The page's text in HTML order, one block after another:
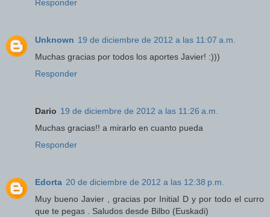
Responder
Unknown 19 de diciembre de 2012 a las 11:07 a.m.
Muchas gracias por todos los aportes Javier! :)))
Responder
Dario 19 de diciembre de 2012 a las 11:26 a.m.
Muchas gracias!! a mirarlo en cuanto pueda
Responder
Edorta 20 de diciembre de 2012 a las 12:38 p.m.
Muy bueno Javier , gracias por Initial D y por todo el curro
que te pegas . Saludos desde Bilbo (Euskadi)